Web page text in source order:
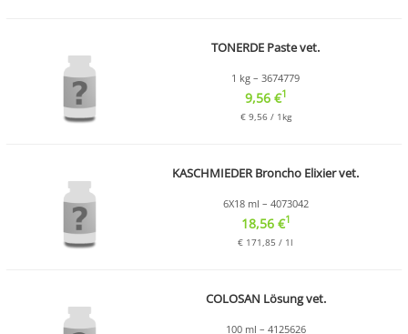
TONERDE Paste vet.
1 kg – 3674779
9,56 €1
€ 9,56 / 1kg
KASCHMIEDER Broncho Elixier vet.
6X18 ml – 4073042
18,56 €1
€ 171,85 / 1l
COLOSAN Lösung vet.
100 ml – 4125626